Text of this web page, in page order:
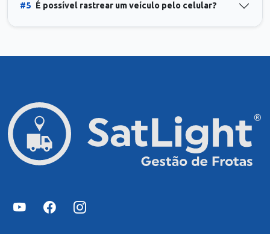
#5 É possível rastrear um veículo pelo celular?